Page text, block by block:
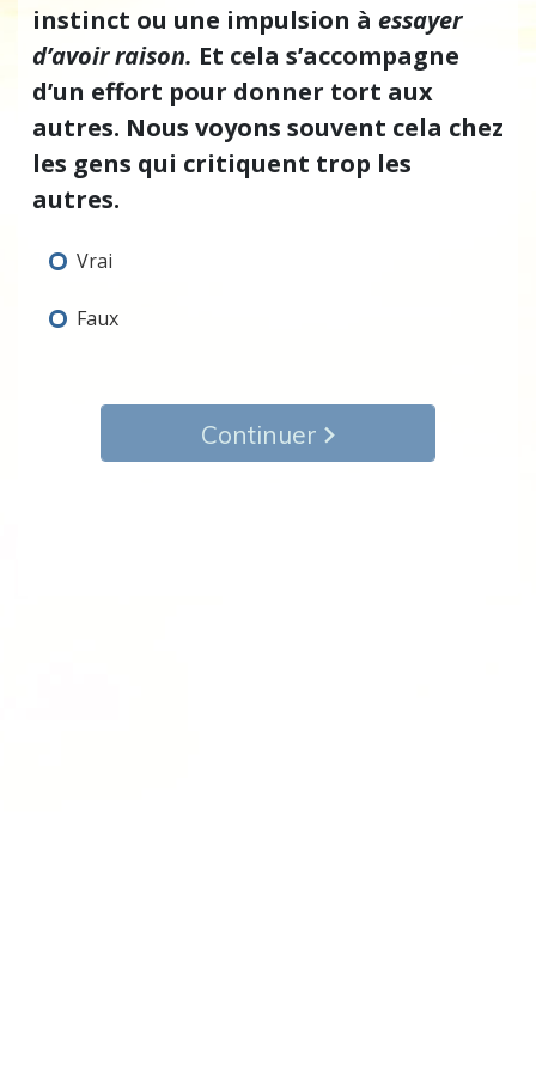
instinct ou une impulsion à essayer
d’avoir raison. Et cela s’accompagne
d’un effort pour donner tort aux
autres. Nous voyons souvent cela chez
les gens qui critiquent trop les
autres.
Vrai
Faux
Continuer